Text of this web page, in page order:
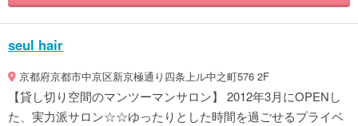
seul hair
京都府京都市中京区新京極通り四条上ル中之町576 2F
【貸し切り空間のマンツーマンサロン】 2012年3月にOPENし
た、実力派サロン☆☆ゆったりとした時間を過ごせるプライベ